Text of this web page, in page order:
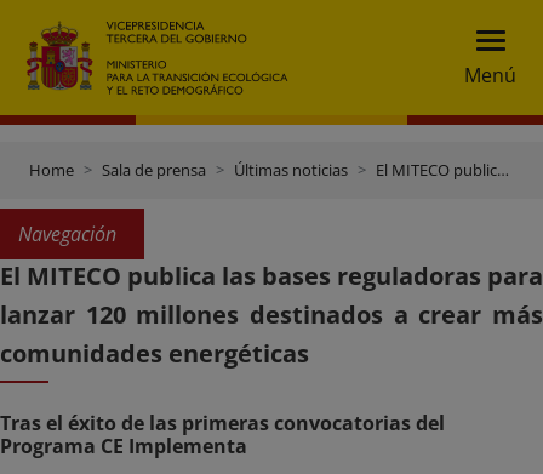
Menú
Home Sala de prensa Últimas noticias El MITECO publica las bases reguladoras para lanzar 120 millones destinados a crear más comunidades energéticas
Navegación
El MITECO publica las bases reguladoras para
lanzar 120 millones destinados a crear más
comunidades energéticas
Tras el éxito de las primeras convocatorias del
Programa CE Implementa